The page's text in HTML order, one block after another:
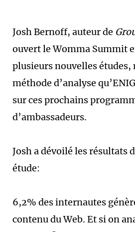
Josh Bernoff, auteur de
ouvert le Womma Summit
plusieurs nouvelles études,
méthode d’analyse
sur ces prochains
d’ambassadeurs.
Josh a dévoilé les résultats
étude:
6,2% des internautes
contenu du Web. Et si on